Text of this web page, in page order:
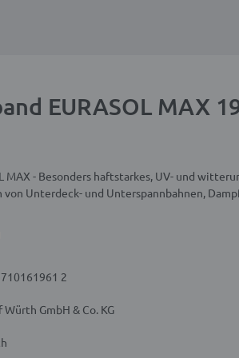
EURASOL MAX
MAX - Besonders haftstarkes, UV- und
Unterdeck- und Unterspannbahnen,
2
Würth GmbH & Co. KG